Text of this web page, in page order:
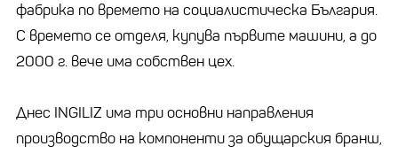
фабрика по времето на социалистическа България.
С времето се отделя, купува първите машини, а до
2000 г. вече има собствен цех.
Днес INGILIZ има три основни направления
производство на компоненти за обущарския бранш,